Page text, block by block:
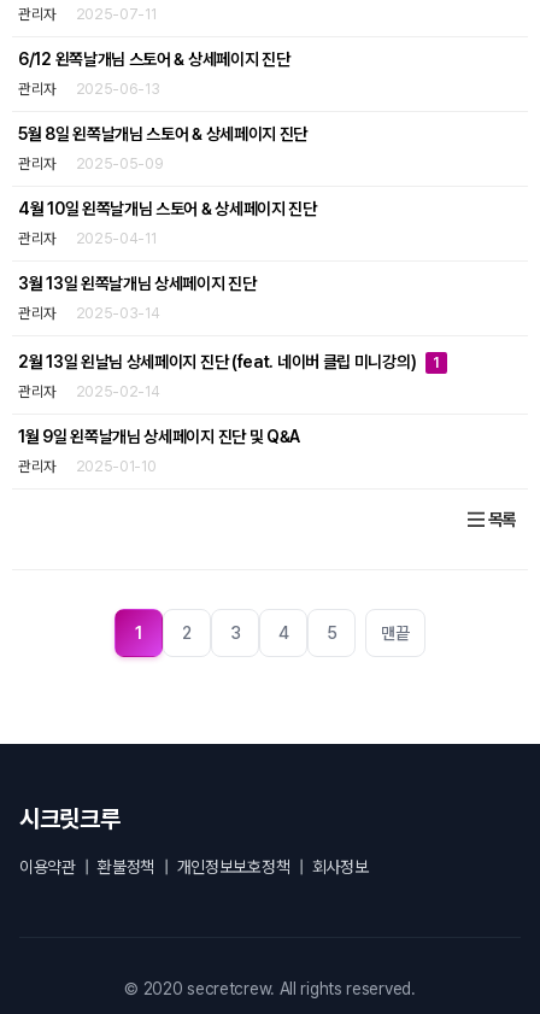
관리자 2025-07-11
6/12 왼쪽날개님 스토어 & 상세페이지 진단
관리자 2025-06-13
5월 8일 왼쪽날개님 스토어 & 상세페이지 진단
관리자 2025-05-09
4월 10일 왼쪽날개님 스토어 & 상세페이지 진단
관리자 2025-04-11
3월 13일 왼쪽날개님 상세페이지 진단
관리자 2025-03-14
2월 13일 왼날님 상세페이지 진단 (feat. 네이버 클립 미니강의) 1
관리자 2025-02-14
1월 9일 왼쪽날개님 상세페이지 진단 및 Q&A
관리자 2025-01-10
목록
1 2 3 4 5 맨끝
시크릿크루
이용약관|환불정책 개인정보보호정책 회사정보
© 2020 secretcrew. All rights reserved.